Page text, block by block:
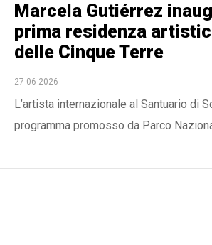
Marcela Gutiérrez
prima residenza
delle Cinque Terre
27-06-2026
L’artista internazionale al Santuario di
programma promosso da Parco